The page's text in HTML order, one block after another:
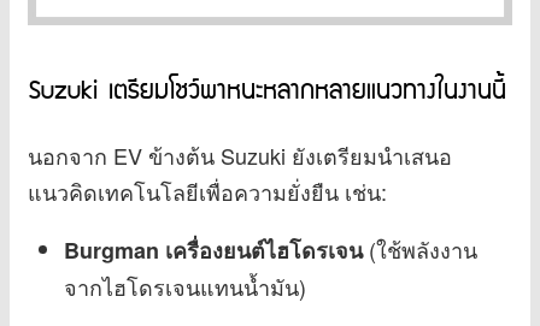
Suzuki เตรียมโชว์พาหนะหลากหลายแนวทางในงานนี้
นอกจาก EV ข้างต้น Suzuki ยังเตรียมนำเสนอ
แนวคิดเทคโนโลยีเพื่อความยั่งยืน เช่น:
Burgman เครื่องยนต์ไฮโดรเจน(ใช้พลังงาน
จากไฮโดรเจนแทนน้ำมัน)